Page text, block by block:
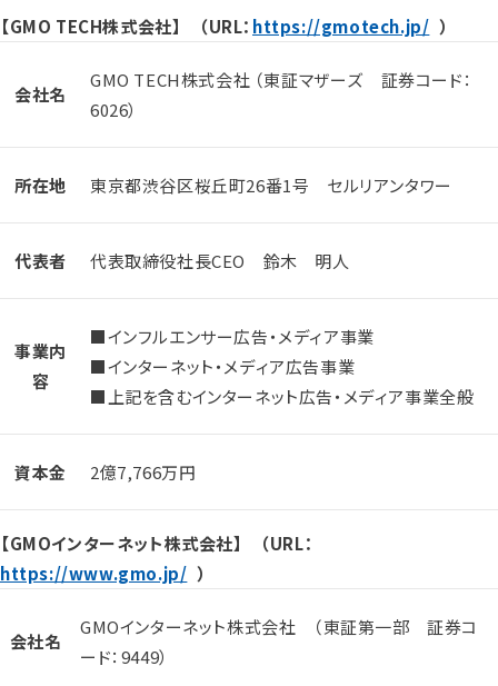
【GMO TECH株式会社】 （URL： https://gmotech.jp/ ）
会社名
GMO TECH株式会社 （東証マザーズ 証券コード：
6026）
所在地 東京都渋谷区桜丘町26番1号 セルリアンタワー
代表者 代表取締役社長CEO 鈴木 明人
事業内
容
■インフルエンサー広告・メディア事業
■インターネット・メディア広告事業
■上記を含むインターネット広告・メディア事業全般
資本金 2億7,766万円
【GMOインターネット株式会社】 （URL：
https://www.gmo.jp/ ）
会社名
GMOインターネット株式会社 （東証第一部 証券コ
ード：9449）